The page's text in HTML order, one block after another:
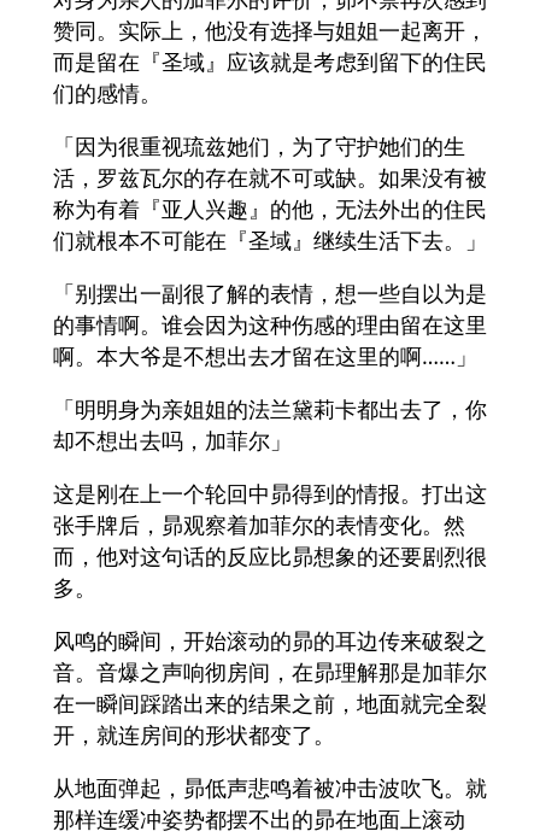
赞同。实际上，他没有选择与姐姐一起离开，
而是留在『圣域』应该就是考虑到留下的住民
们的感情。
「因为很重视琉兹她们，为了守护她们的生
活，罗兹瓦尔的存在就不可或缺。如果没有被
称为有着『亚人兴趣』的他，无法外出的住民
们就根本不可能在『圣域』继续生活下去。」
「别摆出一副很了解的表情，想一些自以为是
的事情啊。谁会因为这种伤感的理由留在这里
啊。本大爷是不想出去才留在这里的啊……」
「明明身为亲姐姐的法兰黛莉卡都出去了，你
却不想出去吗，加菲尔」
这是刚在上一个轮回中昴得到的情报。打出这
张手牌后，昴观察着加菲尔的表情变化。然
而，他对这句话的反应比昴想象的还要剧烈很
多。
风鸣的瞬间，开始滚动的昴的耳边传来破裂之
音。音爆之声响彻房间，在昴理解那是加菲尔
在一瞬间踩踏出来的结果之前，地面就完全裂
开，就连房间的形状都变了。
从地面弹起，昴低声悲鸣着被冲击波吹飞。就
那样连缓冲姿势都摆不出的昴在地面上滚动